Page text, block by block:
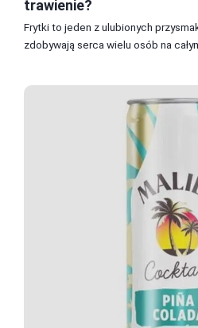
trawienie?
Frytki to jeden z ulubionych
zdobywają serca wielu osób na całym